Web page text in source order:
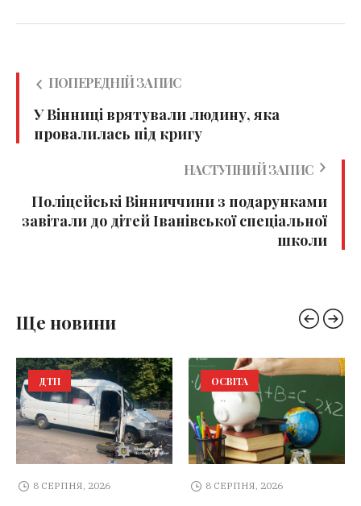
ПОПЕРЕДНІЙ ЗАПИС
У Вінниці врятували людину, яка
провалилась під кригу
НАСТУПНИЙ ЗАПИС
Поліцейські Вінниччини з подарунками
завітали до дітей Іванівської спеціальної
школи
Ще новини
ДТП
8 СЕРПНЯ, 2026
ОСВІТА
8 СЕРПНЯ, 2026